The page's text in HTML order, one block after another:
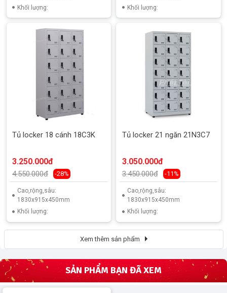
Khối lượng:
Khối lượng:
Tủ locker 18 cánh 18C3K
3.250.000đ
4.550.000đ -28%
Cao,rộng,sâu:
1830x915x450mm
Khối lượng:
Tủ locker 21 ngăn 21N3C7
3.050.000đ
3.450.000đ -11%
Cao,rộng,sâu:
1830x915x450mm
Khối lượng:
Xem thêm sản phẩm
SẢN PHẨM BẠN ĐÃ XEM